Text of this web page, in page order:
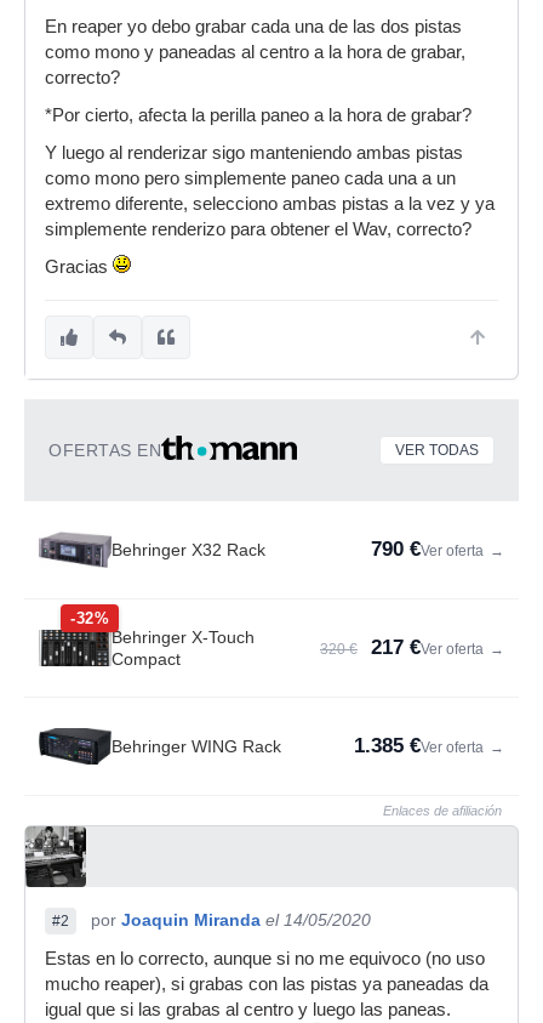
En reaper yo debo grabar cada una de las dos pistas
como mono y paneadas al centro a la hora de grabar,
correcto?
*Por cierto, afecta la perilla paneo a la hora de grabar?
Y luego al renderizar sigo manteniendo ambas pistas
como mono pero simplemente paneo cada una a un
extremo diferente, selecciono ambas pistas a la vez y ya
simplemente renderizo para obtener el Wav, correcto?
Gracias
OFERTAS EN VER TODAS
Behringer X32 Rack 790 €Ver oferta →
-32%
Behringer X-Touch
Compact
320 € 217 €Ver oferta →
Behringer WING Rack 1.385 €Ver oferta →
Enlaces de afiliación
#2 por Joaquin Miranda el 14/05/2020
Estas en lo correcto, aunque si no me equivoco (no uso
mucho reaper), si grabas con las pistas ya paneadas da
igual que si las grabas al centro y luego las paneas.